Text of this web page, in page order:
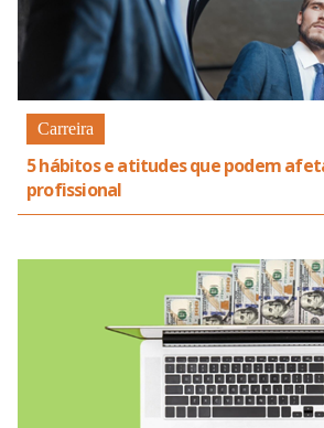
Carreira
5 hábitos e atitudes que podem
profissional